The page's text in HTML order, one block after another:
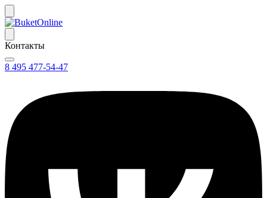
Контакты
8 495 477-54-47